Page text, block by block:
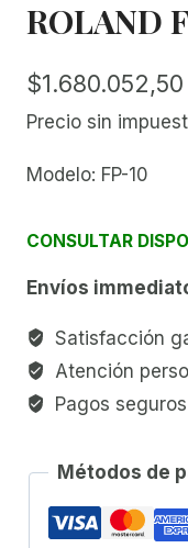
ROLAND
$1.680.052,50
Precio sin
Modelo: FP-10
CONSULTAR
Envíos
Satisfacción
Atención
Pagos seguros
Métodos de